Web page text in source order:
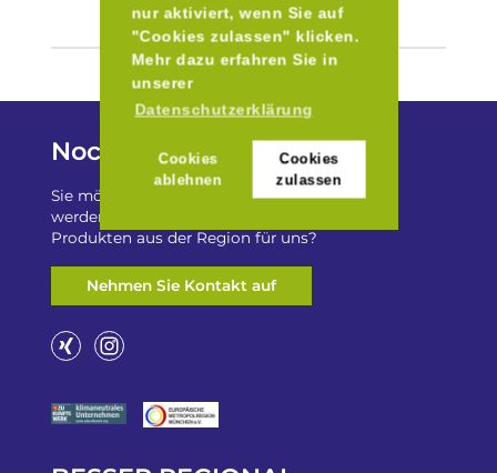
nur aktiviert, wenn Sie auf
"Cookies zulassen" klicken.
Mehr dazu erfahren Sie in
unserer
Datenschutzerklärung
Cookies
ablehnen
Cookies
zulassen
Noch Fragen?
Sie möchten auf „Besser Regional“ gelistet
werden? Oder haben Sie einen Freizeittip zu
Produkten aus der Region für uns?
Nehmen Sie Kontakt auf